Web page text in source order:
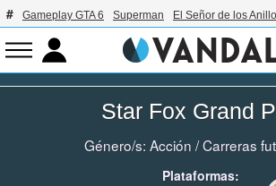
Gameplay GTA 6 Superman El Señor de los
Star Fox Grand
Género/s: Acción /Carreras
Plataformas: